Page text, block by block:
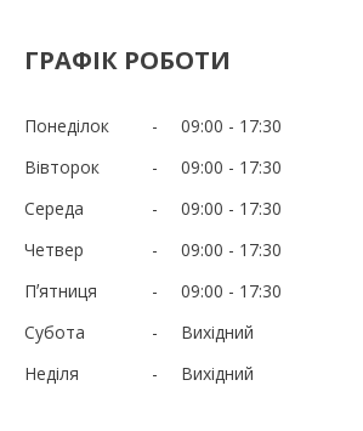
ГРАФІК РОБОТИ
Понеділок 09:00
17:30
Вівторок
09:00
17:30
Середа
09:00
17:30
Четвер
09:00
17:30
Пʼятниця
09:00
17:30
Субота
Вихідний
Неділя
Вихідний